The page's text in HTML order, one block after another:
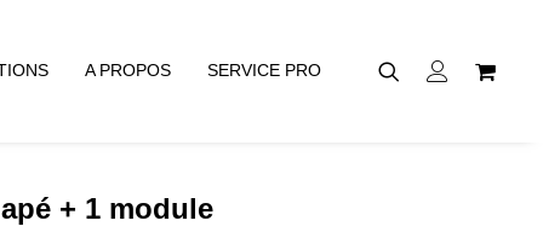
A PROPOS SERVICE PRO
+ 1 module